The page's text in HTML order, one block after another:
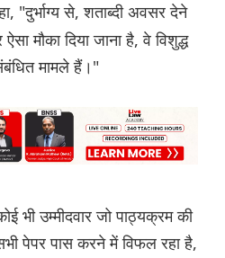
"दुर्भाग्य से, शताब्दी अवसर देने
मौका दिया जाना है, वे विशुद्ध
मामले हैं।"
भी उम्मीदवार जो पाठ्यक्रम की
पेपर पास करने में विफल रहा है,